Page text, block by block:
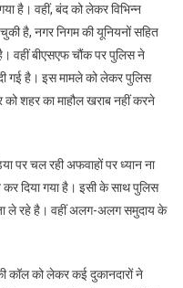
इस मेन चौंक पर लगे
बैरिकेड
है। वहीं, बंद को लेकर विभिन्न
चुकी है, नगर निगम की यूनियनों सहित
वहीं बीएसएफ चौंक पर पुलिस ने
गई है। इस मामले को लेकर पुलिस
शहर का माहौल खराब नहीं करने
पर चल रही अफवाहों पर ध्यान ना
दिया गया है। इसी के साथ पुलिस
ले रहे है। वहीं अलग-अलग समुदाय के
कॉल को लेकर कई दुकानदारों ने